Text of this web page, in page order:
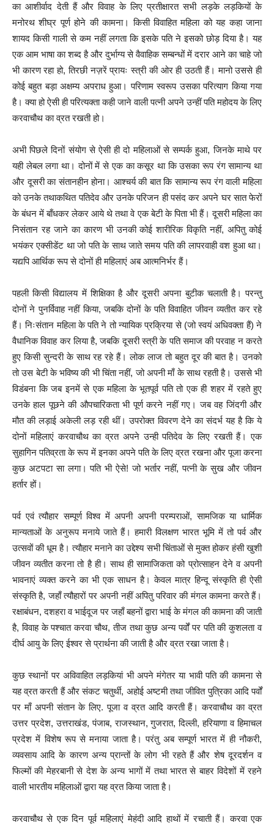
का आशीर्वाद देती हैं और विवाह के लिए प्रतीक्षारत सभी लड़के लड़कियों के
मनोरथ शीघ्र पूर्ण होने की कामना। किसी विवाहित महिला को यह कहा जाना
शायद किसी गाली से कम नहीं लगता कि इसके पति ने इसको छोड़ दिया है। यह
एक आम भाषा का शब्द है और दुर्भाग्य से वैवाहिक सम्बन्धों में दरार आने का चाहे जो
भी कारण रहा हो, तिरछी नज़रें प्रायः स्त्री की ओर ही उठती हैं। मानो उससे ही
कोई बहुत बड़ा अक्षम्य अपराध हुआ। परिणाम स्वरूप उसका परित्याग किया गया
है। क्या हो ऐसी ही परित्यक्ता कही जाने वाली पत्नी अपने उन्हीं पति महोदय के लिए
करवाचौथ का व्रत रखती हो।
अभी पिछले दिनों संयोग से ऐसी ही दो महिलाओं से सम्पर्क हुआ, जिनके माथे पर
यही लेबल लगा था। दोनों में से एक का कसूर था कि उसका रूप रंग सामान्य था
और दूसरी का संतानहीन होना। आश्चर्य की बात कि सामान्य रूप रंग वाली महिला
को उनके तथाकथित पतिदेव और उनके परिजन ही पसंद कर अपने घर सात फेरों
के बंधन में बाँधकर लेकर आये थे तथा वे एक बेटी के पिता भी हैं। दूसरी महिला का
निसंतान रह जाने का कारण भी उनकी कोई शारीरिक विकृति नहीं, अपितु कोई
भयंकर एक्सीडेंट था जो पति के साथ जाते समय पति की लापरवाही वश हुआ था।
यद्यपि आर्थिक रूप से दोनों ही महिलाएं अब आत्मनिर्भर हैं।
पहली किसी विद्यालय में शिक्षिका है और दूसरी अपना बुटीक चलाती है। परन्तु
दोनों ने पुनर्विवाह नहीं किया, जबकि दोनों के पति विवाहित जीवन व्यतीत कर रहे
हैं। निःसंतान महिला के पति ने तो न्यायिक प्रक्रिया से (जो स्वयं अधिवक्ता हैं) ने
वैधानिक विवाह कर लिया है, जबकि दूसरी स्त्री के पति समाज की परवाह न करते
हुए किसी सुन्दरी के साथ रह रहे हैं। लोक लाज तो बहुत दूर की बात है। उनको
तो उस बेटी के भविष्य की भी चिंता नहीं, जो अपनी माँ के साथ रहती है। उससे भी
विडंबना कि जब इनमें से एक महिला के भूतपूर्व पति तो एक ही शहर में रहते हुए
उनके हाल पूछने की औपचारिकता भी पूर्ण करने नहीं गए। जब वह जिंदगी और
मौत की लड़ाई अकेली लड़ रही थीं। उपरोक्त विवरण देने का संदर्भ यह है कि ये
दोनों महिलाएं करवाचौथ का व्रत अपने उन्ही पतिदेव के लिए रखती हैं। एक
सुहागिन पतिव्रता के रूप में इनका अपने पति के लिए व्रत रखना और पूजा करना
कुछ अटपटा सा लगा। पति भी ऐसे! जो भर्तार नहीं, पत्नी के सुख और जीवन
हर्तार हों।
पर्व एवं त्यौहार सम्पूर्ण विश्व में अपनी अपनी परम्पराओं, सामजिक या धार्मिक
मान्यताओं के अनुरूप मनाये जाते हैं। हमारी विलक्षण भारत भूमि में तो पर्व और
उत्सवों की धूम है। त्यौहार मनाने का उद्देश्य सभी चिंताओं से मुक्त होकर हंसी खुशी
जीवन व्यतीत करना तो है ही। साथ ही सामाजिकता को प्रोत्साहन देने व अपनी
भावनाएं व्यक्त करने का भी एक साधन है। केवल मात्र हिन्दू संस्कृति ही ऐसी
संस्कृति है, जहाँ त्यौहारों पर अपनी नहीं अपितु परिवार की मंगल कामना करते हैं।
रक्षाबंधन, दशहरा व भाईदूज पर जहाँ बहनों द्वारा भाई के मंगल की कामना की जाती
है, विवाह के पश्चात करवा चौथ, तीज तथा कुछ अन्य पर्वों पर पति की कुशलता व
दीर्घ आयु के लिए ईश्वर से प्रार्थना की जाती है और व्रत रखा जाता है।
कुछ स्थानों पर अविवाहित लड़कियां भी अपने मंगेतर या भावी पति की कामना से
यह व्रत करती हैं और संकट चतुर्थी, अहोई अष्टमी तथा जीवित पुत्रिका आदि पर्वों
पर माँ अपनी संतान के लिए. पूजा व व्रत आदि करती हैं। करवाचौथ का व्रत
उत्तर प्रदेश, उत्तराखंड, पंजाब, राजस्थान, गुजरात, दिल्ली, हरियाणा व हिमाचल
प्रदेश में विशेष रूप से मनाया जाता है। परंतु अब सम्पूर्ण भारत में ही नौकरी,
व्यवसाय आदि के कारण अन्य प्रान्तों के लोग भी रहते हैं और शेष दूरदर्शन व
फिल्मों की मेहरबानी से देश के अन्य भागों में तथा भारत से बाहर विदेशों में रहने
वाली भारतीय महिलाओं द्वारा यह व्रत किया जाता है।
करवाचौथ से एक दिन पूर्व महिलाएं मेहंदी आदि हाथों में रचाती हैं। करवा एक